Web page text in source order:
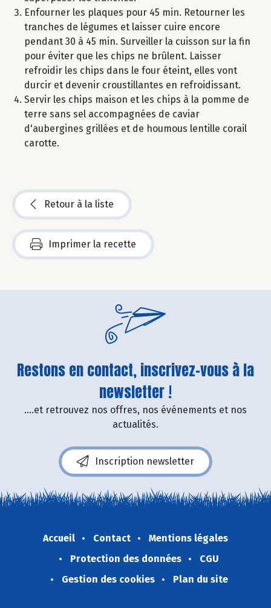
Enfourner les plaques pour 45 min. Retourner les
tranches de légumes et laisser cuire encore
pendant 30 à 45 min. Surveiller la cuisson sur la fin
pour éviter que les chips ne brûlent. Laisser
refroidir les chips dans le four éteint, elles vont
durcir et devenir croustillantes en refroidissant.
Servir les chips maison et les chips à la pomme de
terre sans sel accompagnées de caviar
d'aubergines grillées et de houmous lentille corail
carotte.
Retour à la liste
Imprimer la recette
Restons en contact, inscrivez-vous à la
newsletter !
....et retrouvez nos offres, nos événements et nos
actualités.
Inscription newsletter
Accueil Contact
Mentions légales
Protection des données
CGU
Gestion des cookies
Plan du site